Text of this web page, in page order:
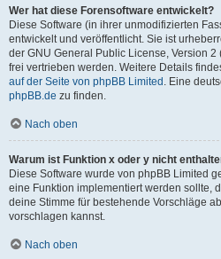
Wer hat diese Forensoftware entwickelt?
Diese Software (in ihrer unmodifizierten
entwickelt und veröffentlicht. Sie ist
der GNU General Public License, Version
frei vertrieben werden. Weitere Details
auf der Seite von phpBB Limited . Eine
phpBB.de zu finden.
Nach oben
Warum ist Funktion x oder y nicht
Diese Software wurde von phpBB Limited
eine Funktion implementiert werden sollte,
deine Stimme für bestehende Vorschläge
vorschlagen kannst.
Nach oben